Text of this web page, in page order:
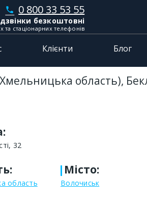
phone 0 800 33 53 55
дзвінки безкоштовні
та стаціонарних телефонів
Клієнти Блог
область),
:
32
:
область
Місто:
Волочиськ